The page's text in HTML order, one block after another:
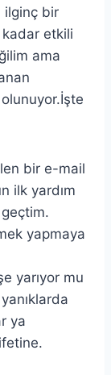
ilginç bir
kadar etkili
ama
bir e-mail
ilk yardım
yapmaya
yarıyor mu
ya